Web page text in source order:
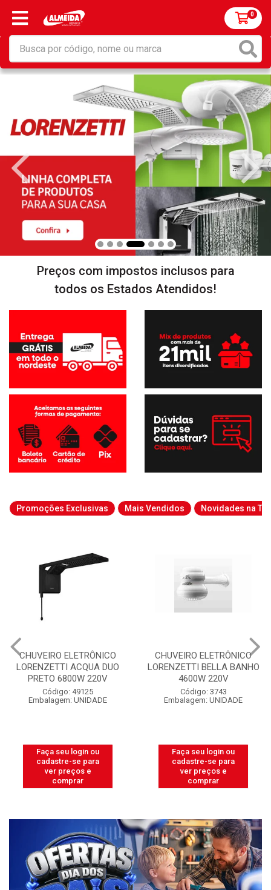
0
Preços com impostos inclusos para
todos os Estados Atendidos!
Promoções Exclusivas Mais Vendidos Novidades na
CHUVEIRO ELETRÔNICO
LORENZETTI BELLA BANHO
4600W 220V
Código: 3743
Embalagem: UNIDADE
Faça seu login ou
cadastre-se para
ver preços e
comprar
CHUVEIRO LUCONI
COMPLETO BRANCO N°06
COM REGISTRO
Código: 11638
Embalagem: UNIDADE
Faça seu login ou
cadastre-se para
ver preços e
comprar